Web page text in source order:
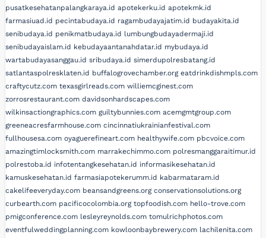
pusatkesehatanpalangkaraya.id apotekerku.id apotekmk.id
farmasiuad.id pecintabudaya.id ragambudayajatim.id budayakita.id
senibudaya.id penikmatbudaya.id lumbungbudayadermaji.id
senibudayaislam.id kebudayaantanahdatar.id mybudaya.id
wartabudayasanggau.id sribudaya.id simerdupolresbatang.id
satlantaspolresklaten.id buffalogrovechamber.org eatdrinkdishmpls.com
craftycutz.com texasgirlreads.com williemcginest.com
zorrosrestaurant.com davidsonhardscapes.com
wilkinsactiongraphics.com guiltybunnies.com acemgmtgroup.com
greeneacresfarmhouse.com cincinnatiukrainianfestival.com
fullhousesa.com oyaguerefineart.com healthywife.com pbcvoice.com
amazingtimlocksmith.com marrakechimmo.com polresmanggaraitimur.id
polrestoba.id infotentangkesehatan.id informasikesehatan.id
kamuskesehatan.id farmasiapotekerumm.id kabarmataram.id
cakelifeeveryday.com beansandgreens.org conservationsolutions.org
curbearth.com pacificocolombia.org topfoodish.com hello-trove.com
pmigconference.com lesleyreynolds.com tomulrichphotos.com
eventfulweddingplanning.com kowloonbaybrewery.com lachilenita.com